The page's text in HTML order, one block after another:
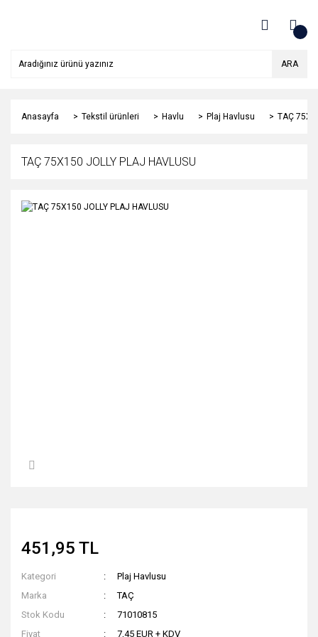
ARA
Anasayfa Tekstil ürünleri Havlu Plaj Havlusu TAÇ
TAÇ 75X150 JOLLY PLAJ HAVLUSU
451,95 TL
Kategori
Plaj Havlusu
Marka
TAÇ
Stok Kodu
71010815
Fiyat
7,45 EUR + KDV